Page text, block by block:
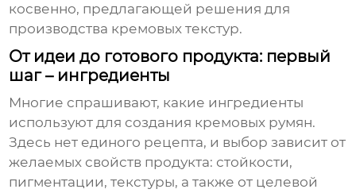
косвенно, предлагающей решения для
производства кремовых текстур.
От идеи до готового продукта: первый
шаг – ингредиенты
Многие спрашивают, какие ингредиенты
используют для создания кремовых румян.
Здесь нет единого рецепта, и выбор зависит от
желаемых свойств продукта: стойкости,
пигментации, текстуры, а также от целевой